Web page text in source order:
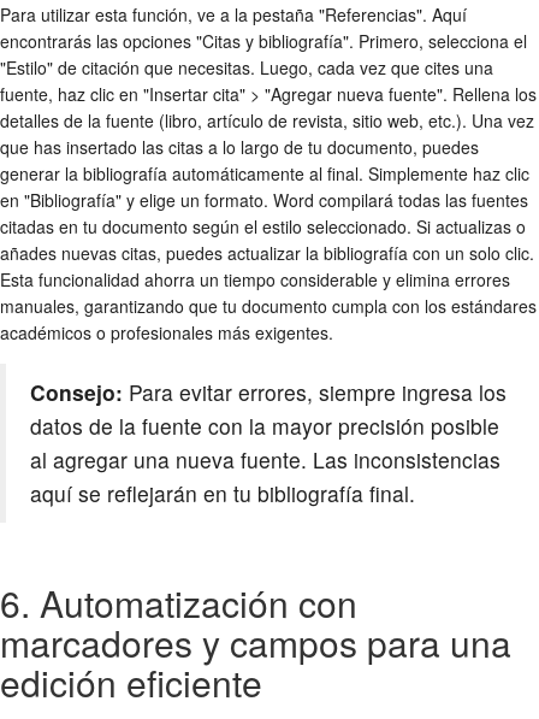
Para utilizar esta función, ve a la pestaña "Referencias". Aquí
encontrarás las opciones "Citas y bibliografía". Primero, selecciona el
"Estilo" de citación que necesitas. Luego, cada vez que cites una
fuente, haz clic en "Insertar cita" > "Agregar nueva fuente". Rellena los
detalles de la fuente (libro, artículo de revista, sitio web, etc.). Una vez
que has insertado las citas a lo largo de tu documento, puedes
generar la bibliografía automáticamente al final. Simplemente haz clic
en "Bibliografía" y elige un formato. Word compilará todas las fuentes
citadas en tu documento según el estilo seleccionado. Si actualizas o
añades nuevas citas, puedes actualizar la bibliografía con un solo clic.
Esta funcionalidad ahorra un tiempo considerable y elimina errores
manuales, garantizando que tu documento cumpla con los estándares
académicos o profesionales más exigentes.
Consejo: Para evitar errores, siempre ingresa los
datos de la fuente con la mayor precisión posible
al agregar una nueva fuente. Las inconsistencias
aquí se reflejarán en tu bibliografía final.
6. Automatización con
marcadores y campos para una
edición eficiente